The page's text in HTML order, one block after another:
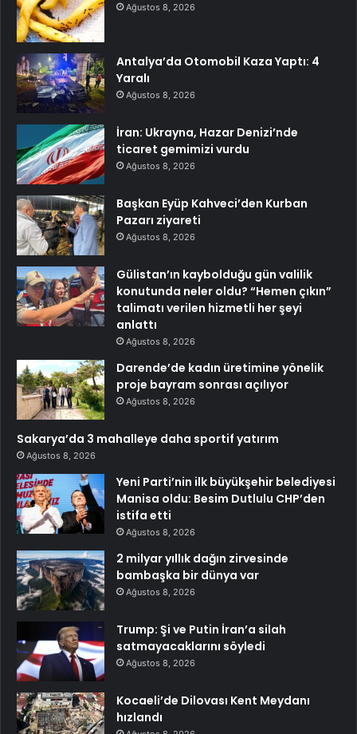
Ağustos 8, 2026
Antalya’da Otomobil Kaza Yaptı: 4
Yaralı
Ağustos 8, 2026
İran: Ukrayna, Hazar Denizi’nde
ticaret gemimizi vurdu
Ağustos 8, 2026
Başkan Eyüp Kahveci’den Kurban
Pazarı ziyareti
Ağustos 8, 2026
Gülistan’ın kaybolduğu gün valilik
konutunda neler oldu? “Hemen çıkın”
talimatı verilen hizmetli her şeyi
anlattı
Ağustos 8, 2026
Darende’de kadın üretimine yönelik
proje bayram sonrası açılıyor
Ağustos 8, 2026
Sakarya’da 3 mahalleye daha sportif yatırım
Ağustos 8, 2026
Yeni Parti’nin ilk büyükşehir belediyesi
Manisa oldu: Besim Dutlulu CHP’den
istifa etti
Ağustos 8, 2026
2 milyar yıllık dağın zirvesinde
bambaşka bir dünya var
Ağustos 8, 2026
Trump: Şi ve Putin İran’a silah
satmayacaklarını söyledi
Ağustos 8, 2026
Kocaeli’de Dilovası Kent Meydanı
hızlandı